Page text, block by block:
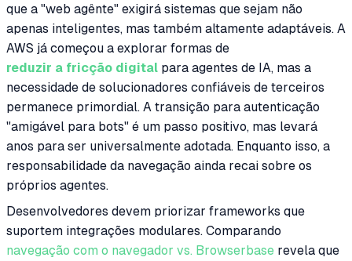
que a "web agênte" exigirá sistemas que sejam não
apenas inteligentes, mas também altamente adaptáveis. A
AWS já começou a explorar formas de
reduzir a fricção digital para agentes de IA, mas a
necessidade de solucionadores confiáveis de terceiros
permanece primordial. A transição para autenticação
"amigável para bots" é um passo positivo, mas levará
anos para ser universalmente adotada. Enquanto isso, a
responsabilidade da navegação ainda recai sobre os
próprios agentes.
Desenvolvedores devem priorizar frameworks que
suportem integrações modulares. Comparando
navegação com o navegador vs. Browserbase revela que